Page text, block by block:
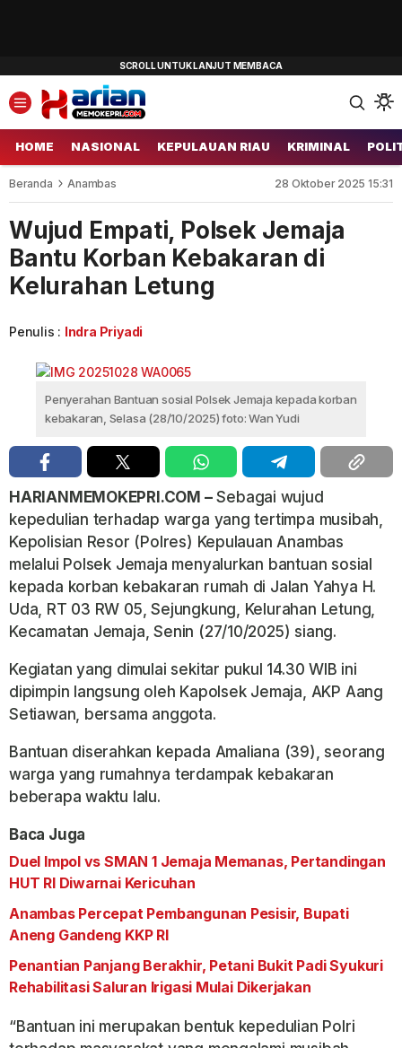
HOME NASIONAL KEPULAUAN RIAU KRIMINAL
Beranda Anambas 28 Oktober 2025 15:31
Wujud Empati, Polsek Jemaja
Bantu Korban Kebakaran di
Kelurahan Letung
Penulis : Indra Priyadi
Penyerahan Bantuan sosial Polsek Jemaja kepada korban
kebakaran, Selasa (28/10/2025) foto: Wan Yudi
HARIANMEMOKEPRI.COM –Sebagai wujud
kepedulian terhadap warga yang tertimpa musibah,
Kepolisian Resor (Polres) Kepulauan Anambas
melalui Polsek Jemaja menyalurkan bantuan sosial
kepada korban kebakaran rumah di Jalan Yahya H.
Uda, RT 03 RW 05, Sejungkung, Kelurahan Letung,
Kecamatan Jemaja, Senin (27/10/2025) siang.
Kegiatan yang dimulai sekitar pukul 14.30 WIB ini
dipimpin langsung oleh Kapolsek Jemaja, AKP Aang
Setiawan, bersama anggota.
Bantuan diserahkan kepada Amaliana (39), seorang
warga yang rumahnya terdampak kebakaran
beberapa waktu lalu.
Baca Juga
Duel Impol vs SMAN 1 Jemaja Memanas, Pertandingan
HUT RI Diwarnai Kericuhan
Anambas Percepat Pembangunan Pesisir, Bupati
Aneng Gandeng KKP RI
Penantian Panjang Berakhir, Petani Bukit Padi Syukuri
Rehabilitasi Saluran Irigasi Mulai Dikerjakan
“Bantuan ini merupakan bentuk kepedulian Polri